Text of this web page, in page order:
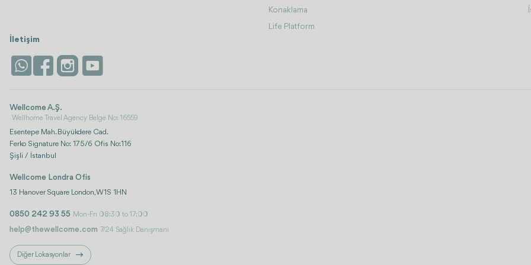
Konaklama
Life Platform
İletişim
Wellcome A.Ş.
Wellhome Travel Agency Belge No: 16559
Esentepe Mah. Büyükdere Cad.
Ferko Signature No: 175/6 Ofis No:116
Şişli / İstanbul
Wellcome Londra Ofis
13 Hanover Square London, W1S 1HN
0850 242 93 55 Mon-Fri 08:30 to 17:00
help@thewellcome.com 7/24 Sağlık Danışmanı
Diğer Lokasyonlar